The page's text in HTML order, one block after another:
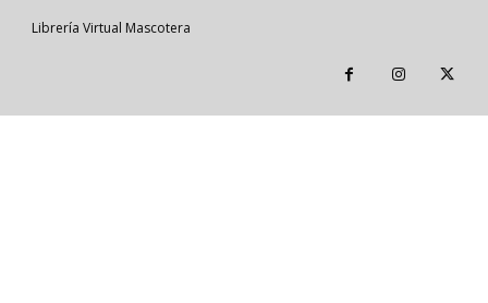
Librería Virtual Mascotera